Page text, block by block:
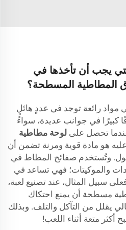
يجب أن تأخذها في
المطاطية المسطحة؟
رائعة توجد في عددٍ هائلٍ
كبيرًا في جوانب عديدة، سواءً
تحصل على لوحة مطاطية
هو مادة قوية ومرنة تضمن أن
وتُستخدم صفائح المطاط في
والموكيتات؛ فهي تساعد في
سبيل المثال، عند تصنيع لعبة،
مسطحة أن يمنع احتكاك
يقلل من التآكل والتلف. وبذلك
أكثر متعة أثناء اللعب!